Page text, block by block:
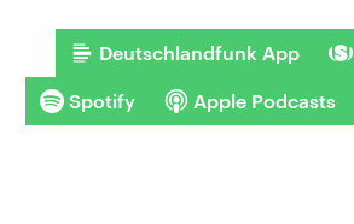
Deutschlandfunk App
Spotify Apple Podcasts